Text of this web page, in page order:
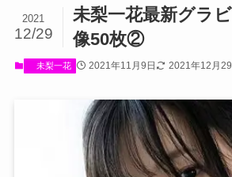
未梨一花最新グラ
像50枚②
2021
12/29
未梨一花 2021年11月9日 2021年12月29